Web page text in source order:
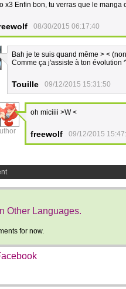
x3 Enfin bon, tu verras que le manga
08/30/2015 06:17:40
Bah je te suis quand même > <
Comme ça j'assiste à ton évolution
Touille 09/12/2015 15:31:50
oh miciiii >W <
freewolf 09/12/2015
Other Languages.
for now.